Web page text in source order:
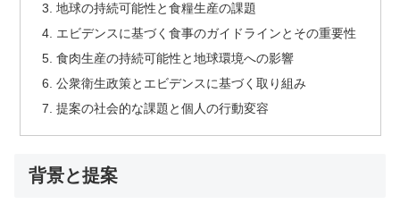
地球の持続可能性と食糧生産の課題
エビデンスに基づく食事のガイドラインとその重要性
食肉生産の持続可能性と地球環境への影響
公衆衛生政策とエビデンスに基づく取り組み
提案の社会的な課題と個人の行動変容
背景と提案